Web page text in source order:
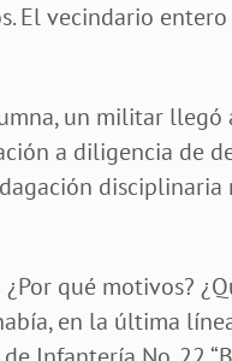
El vecindario
un militar
a diligencia de
qué motivos?
en la última